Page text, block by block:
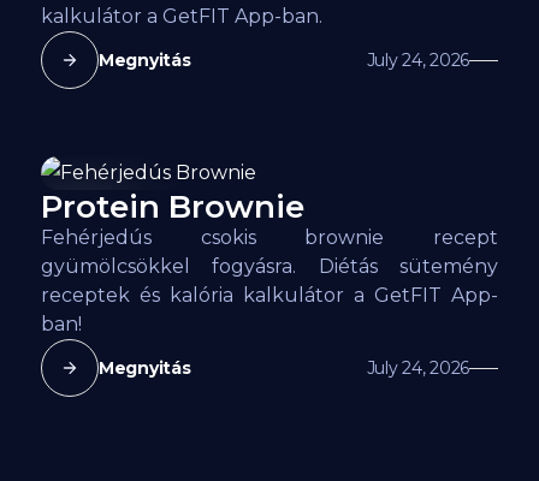
kalkulátor a GetFIT App-ban.
Megnyitás July 24, 2026
148kcal
Protein Brownie
Fehérjedús csokis brownie recept
gyümölcsökkel fogyásra. Diétás sütemény
receptek és kalória kalkulátor a GetFIT App-
ban!
Megnyitás July 24, 2026